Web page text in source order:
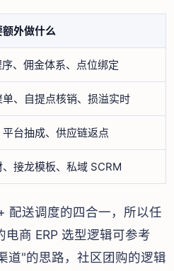
外做什么
、佣金体系、点位绑定
、自提点核销、损溢实时
台抽成、供应链返点
接龙模板、私域 SCRM
配送调度的四合一，所以任
商 ERP 选型逻辑可参考
道"的思路，社区团购的逻辑